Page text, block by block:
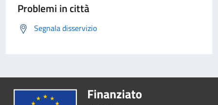
Problemi in città
Segnala disservizio